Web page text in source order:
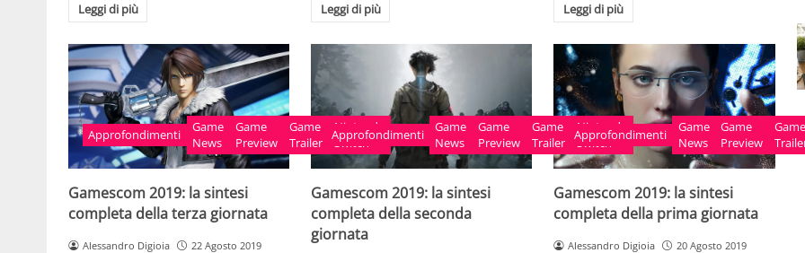
Leggi di più Leggi di più Leggi di più
Approfondimenti
Game
News
Game
Preview
Game
Trailer
Nintendo
Switch
PS4 Videogame
Videogame
events
Xbox
One
Gamescom 2019: la sintesi
completa della terza giornata
Alessandro Digioia 22 Agosto 2019
Approfondimenti
Game
News
Game
Preview
Game
Trailer
Nintendo
Switch
PC PS4 Videogame
events
Gamescom 2019: la sintesi
completa della seconda
giornata
Approfondimenti
Game
News
Game
Preview
Game
Gamescom 2019: la sintesi
completa della prima giornata
Alessandro Digioia 20 Agosto 2019